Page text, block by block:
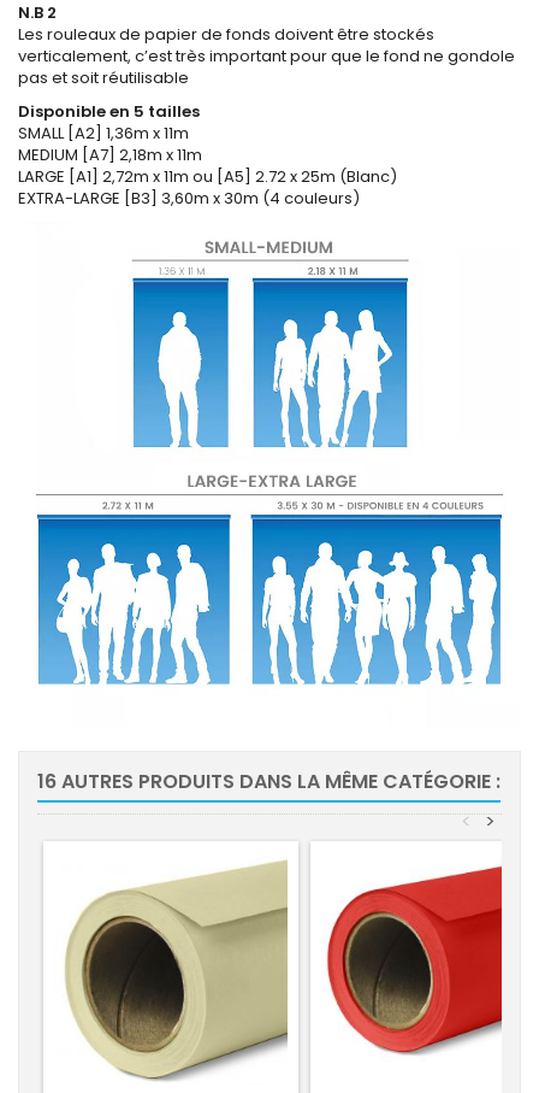
N.B 2
Les rouleaux de papier de fonds doivent être stockés
verticalement, c’est très important pour que le fond ne gondole
pas et soit réutilisable
Disponible en 5 tailles
SMALL [A2] 1,36m x 11m
MEDIUM [A7] 2,18m x 11m
LARGE [A1] 2,72m x 11m ou [A5] 2.72 x 25m (Blanc)
EXTRA-LARGE [B3] 3,60m x 30m (4 couleurs)
16 AUTRES PRODUITS DANS LA MÊME CATÉGORIE :
>
<